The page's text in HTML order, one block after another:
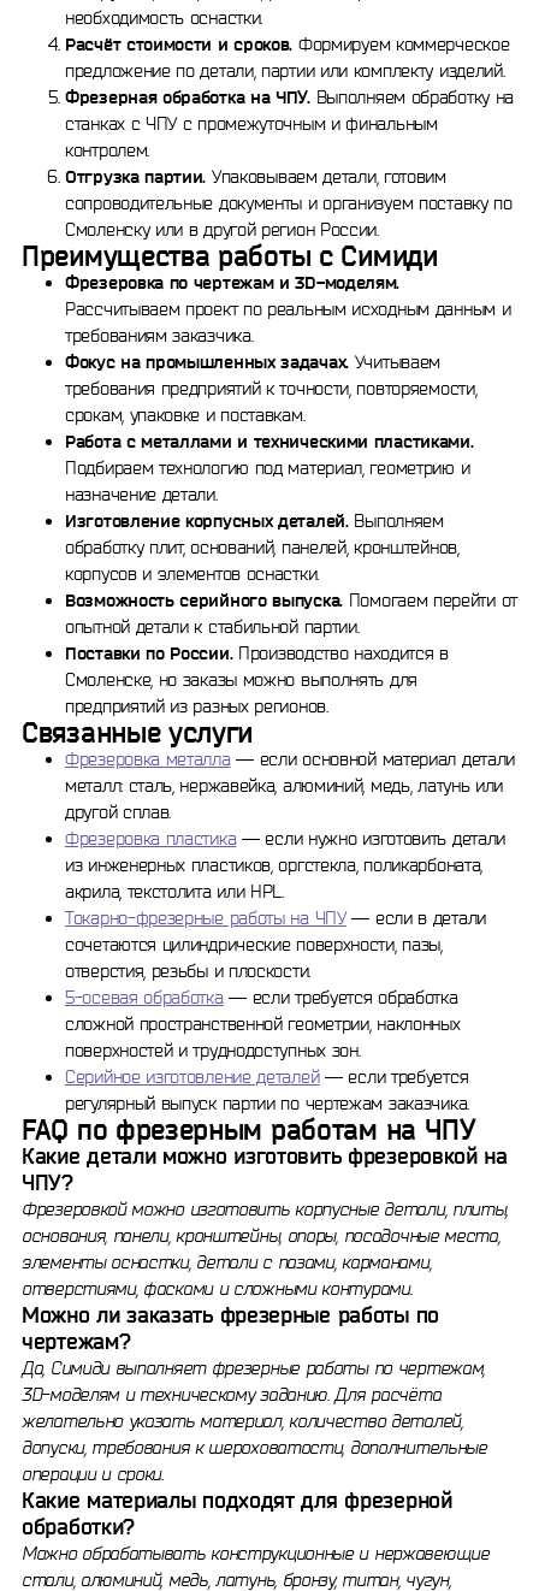
необходимость оснастки.
Расчёт стоимости и сроков. Формируем коммерческое
предложение по детали, партии или комплекту изделий.
Фрезерная обработка на ЧПУ.Выполняем обработку на
станках с ЧПУ с промежуточным и финальным
контролем.
Отгрузка партии. Упаковываем детали, готовим
сопроводительные документы и организуем поставку по
Смоленску или в другой регион России.
Преимущества работы с Симиди
Фрезеровка по чертежам и 3D-моделям.
Рассчитываем проект по реальным исходным данным и
требованиям заказчика.
Фокус на промышленных задачах. Учитываем
требования предприятий к точности, повторяемости,
срокам, упаковке и поставкам.
Работа с металлами и техническими пластиками.
Подбираем технологию под материал, геометрию и
назначение детали.
Изготовление корпусных деталей.Выполняем
обработку плит, оснований, панелей, кронштейнов,
корпусов и элементов оснастки.
Возможность серийного выпуска. Помогаем перейти от
опытной детали к стабильной партии.
Поставки по России.Производство находится в
Смоленске, но заказы можно выполнять для
предприятий из разных регионов.
Связанные услуги
Фрезеровка металла— если основной материал детали
металл: сталь, нержавейка, алюминий, медь, латунь или
другой сплав.
Фрезеровка пластика— если нужно изготовить детали
из инженерных пластиков, оргстекла, поликарбоната,
акрила, текстолита или HPL.
Токарно-фрезерные работы на ЧПУ— если в детали
сочетаются цилиндрические поверхности, пазы,
отверстия, резьбы и плоскости.
5-осевая обработка— если требуется обработка
сложной пространственной геометрии, наклонных
поверхностей и труднодоступных зон.
Серийное изготовление деталей— если требуется
регулярный выпуск партии по чертежам заказчика.
FAQ по фрезерным работам на ЧПУ
Какие детали можно изготовить фрезеровкой на
ЧПУ?
Фрезеровкой можно изготовить корпусные детали, плиты,
основания, панели, кронштейны, опоры, посадочные места,
элементы оснастки, детали с пазами, карманами,
отверстиями, фасками и сложными контурами.
Можно ли заказать фрезерные работы по
чертежам?
Да, Симиди выполняет фрезерные работы по чертежам,
3D-моделям и техническому заданию. Для расчёта
желательно указать материал, количество деталей,
допуски, требования к шероховатости, дополнительные
операции и сроки.
Какие материалы подходят для фрезерной
обработки?
Можно обрабатывать конструкционные и нержавеющие
стали, алюминий, медь, латунь, бронзу, титан, чугун,